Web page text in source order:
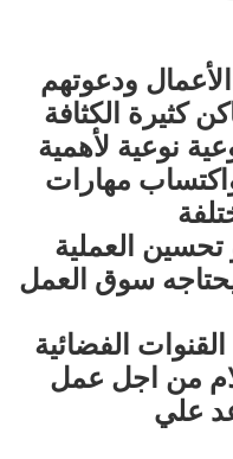
كثيرة الكثافة
نوعية لأهمية
مهارات
تحسين العملية
يحتاجه سوق العمل
الفضائية
من اجل عمل
علي